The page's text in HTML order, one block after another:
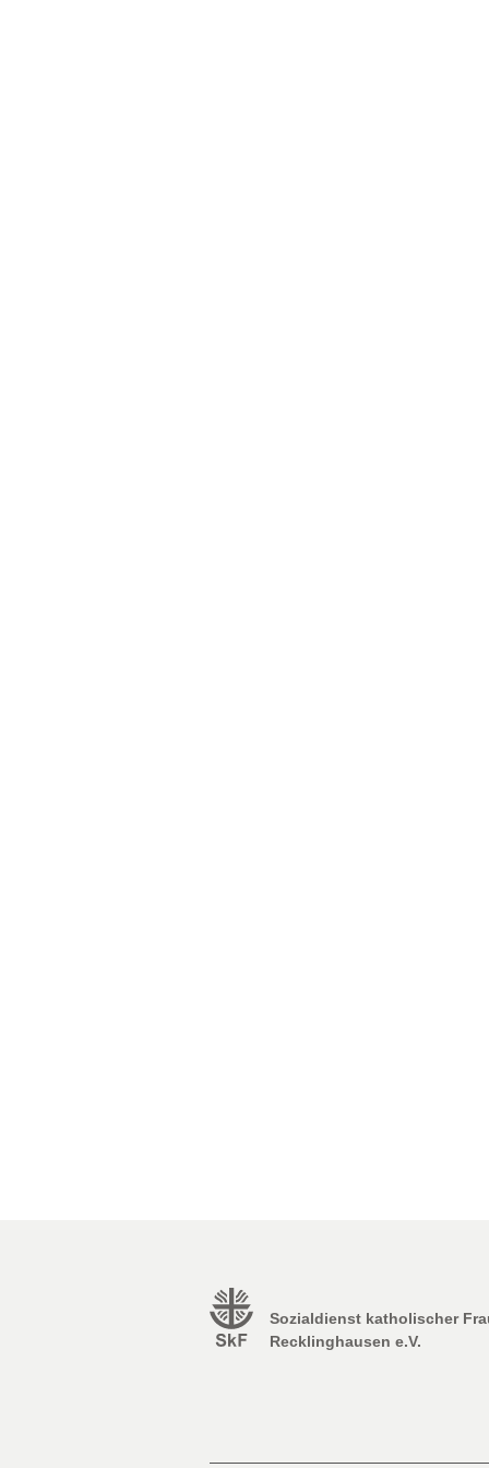
Sozialdienst katholischer
Recklinghausen e.V.